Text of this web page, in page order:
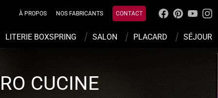
À PROPOS NOS FABRICANTS CONTACT
LITERIE BOXSPRING SALON PLACARD SÉJOUR
CUCINE